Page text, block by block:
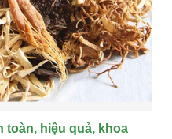
hiệu quả, khoa